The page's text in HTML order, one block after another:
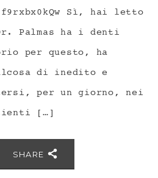
Sì, hai letto
Palmas ha i denti
per questo, ha
di inedito e
per un giorno, nei
[…]
SHARE